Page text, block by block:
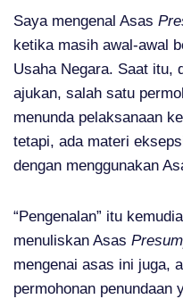
Saya mengenal Asas
ketika masih awal-awal
Usaha Negara. Saat itu,
ajukan, salah satu
menunda pelaksanaan
tetapi, ada materi
dengan menggunakan
“Pengenalan” itu
menuliskan Asas
mengenai asas ini juga,
permohonan penundaan